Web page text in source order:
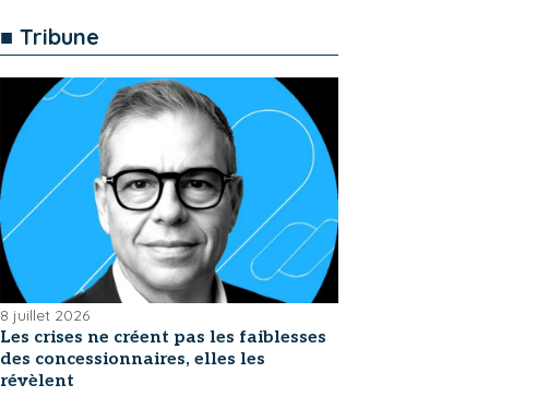
■ Tribune
8 juillet 2026
Les crises ne créent pas les faiblesses
des concessionnaires, elles les
révèlent